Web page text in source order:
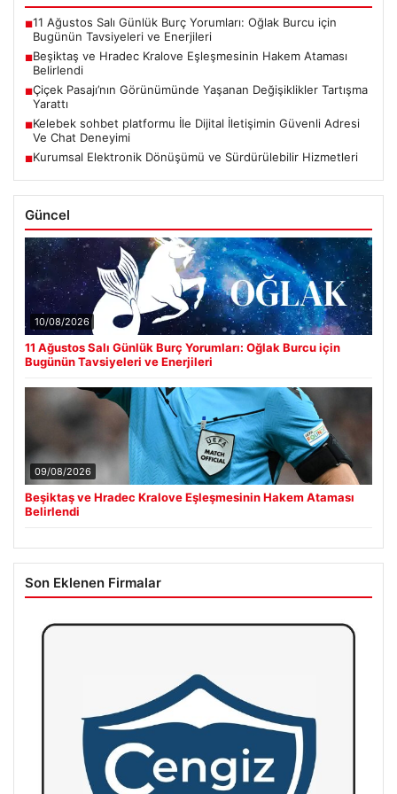
■11 Ağustos Salı Günlük Burç Yorumları: Oğlak Burcu için
Bugünün Tavsiyeleri ve Enerjileri
■Beşiktaş ve Hradec Kralove Eşleşmesinin Hakem Ataması
Belirlendi
■Çiçek Pasajı’nın Görünümünde Yaşanan Değişiklikler Tartışma
Yarattı
■Kelebek sohbet platformu İle Dijital İletişimin Güvenli Adresi
Ve Chat Deneyimi
■Kurumsal Elektronik Dönüşümü ve Sürdürülebilir Hizmetleri
Güncel
10/08/2026
11 Ağustos Salı Günlük Burç Yorumları: Oğlak Burcu için
Bugünün Tavsiyeleri ve Enerjileri
09/08/2026
Beşiktaş ve Hradec Kralove Eşleşmesinin Hakem Ataması
Belirlendi
Son Eklenen Firmalar